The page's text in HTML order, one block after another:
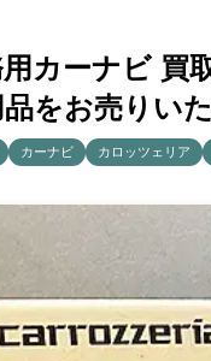
用カーナビ
品をお売りい
カーナビ カロッツェリア